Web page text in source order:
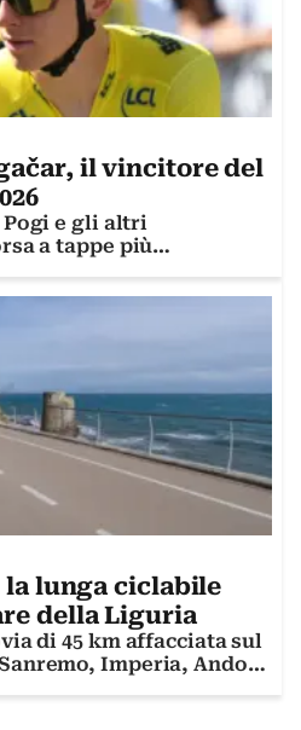
il vincitore del
e gli altri
a tappe più
lunga ciclabile
della Liguria
di 45 km affacciata sul
Imperia, Andora